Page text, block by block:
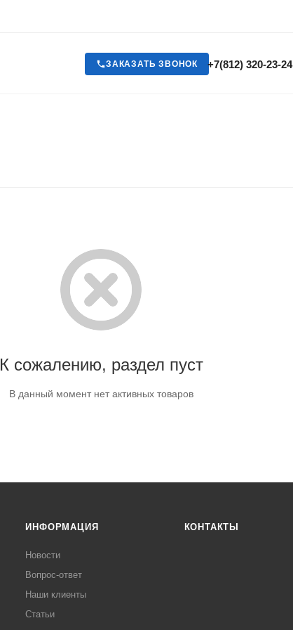
+7(812) 320-23-24
ЗАКАЗАТЬ ЗВОНОК
К сожалению, раздел пуст
В данный момент нет активных товаров
ИНФОРМАЦИЯ
Новости
Вопрос-ответ
Наши клиенты
Статьи
КОНТАКТЫ